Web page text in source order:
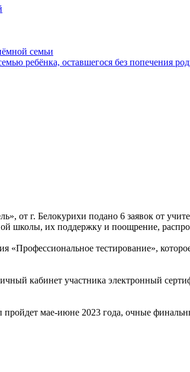
семьи
ребёнка, оставшегося без попечения
от г. Белокурихи подано 6 заявок от
школы, их поддержку и поощрение,
«Профессиональное тестирование»,
кабинет участника электронный
мае-июне 2023 года, очные